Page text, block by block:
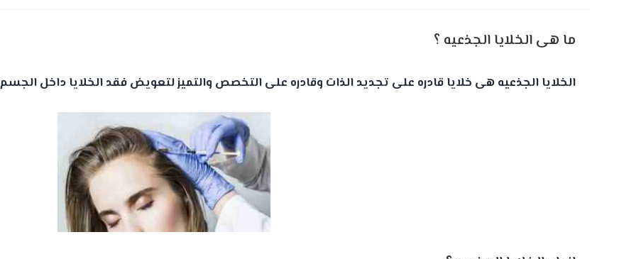
ما هى الخلايا الجذعيه ؟
الخلايا الجذعيه هى خلايا قادره على تجديد الذات وقادره على التخصص والتميز لتعويض فقد الخلايا داخل الجسم